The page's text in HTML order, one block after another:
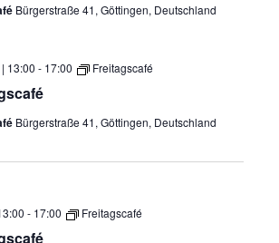
Bürgerstraße 41, Göttingen, Deutschland
13:00 - 17:00 Freitagscafé
Bürgerstraße 41, Göttingen, Deutschland
- 17:00 Freitagscafé